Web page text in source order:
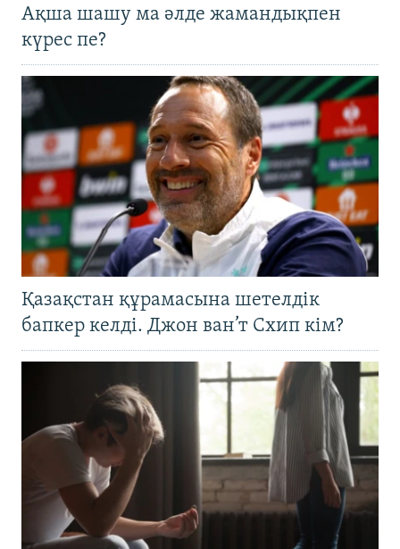
Ақша шашу ма әлде жамандықпен
күрес пе?
Қазақстан құрамасына шетелдік
бапкер келді. Джон ван’т Схип кім?